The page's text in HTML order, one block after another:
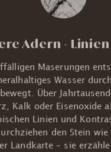
Adern -
Maserungen
Wasser
Über
Kalk oder Eisenoxide
Linien und
den Stein wie
Landkarte – sie